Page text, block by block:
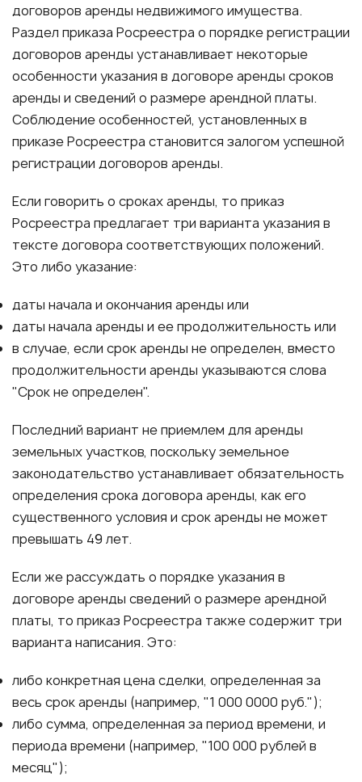
договоров аренды недвижимого имущества.
Раздел приказа Росреестра о порядке регистрации
договоров аренды устанавливает некоторые
особенности указания в договоре аренды сроков
аренды и сведений о размере арендной платы.
Соблюдение особенностей, установленных в
приказе Росреестра становится залогом успешной
регистрации договоров аренды.
Если говорить о сроках аренды, то приказ
Росреестра предлагает три варианта указания в
тексте договора соответствующих положений.
Это либо указание:
даты начала и окончания аренды или
даты начала аренды и ее продолжительность или
в случае, если срок аренды не определен, вместо
продолжительности аренды указываются слова
"Срок не определен".
Последний вариант не приемлем для аренды
земельных участков, поскольку земельное
законодательство устанавливает обязательность
определения срока договора аренды, как его
существенного условия и срок аренды не может
превышать 49 лет.
Если же рассуждать о порядке указания в
договоре аренды сведений о размере арендной
платы, то приказ Росреестра также содержит три
варианта написания. Это:
либо конкретная цена сделки, определенная за
весь срок аренды (например, "1 000 0000 руб.");
либо сумма, определенная за период времени, и
периода времени (например, "100 000 рублей в
месяц");